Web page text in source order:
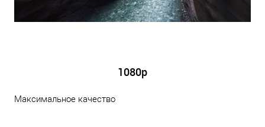
1080p
Максимальное качество